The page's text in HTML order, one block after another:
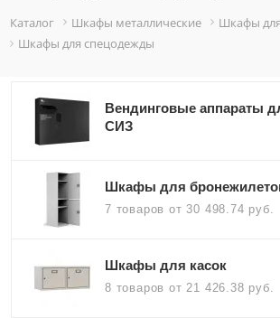
Каталог Шкафы металлические
Шкафы
Шкафы для спецодежды
Вендинговые аппараты
СИЗ
Шкафы для
7 товаров от 30 498.74 руб.
Шкафы для касок
8 товаров от 21 426.38 руб.